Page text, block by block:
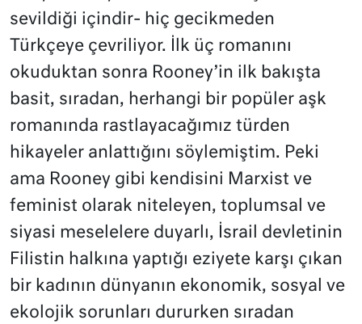
sevildiği içindir- hiç gecikmeden
Türkçeye çevriliyor. İlk üç romanını
okuduktan sonra Rooney’in ilk bakışta
basit, sıradan, herhangi bir popüler aşk
romanında rastlayacağımız türden
hikayeler anlattığını söylemiştim. Peki
ama Rooney gibi kendisini Marxist ve
feminist olarak niteleyen, toplumsal ve
siyasi meselelere duyarlı, İsrail devletinin
Filistin halkına yaptığı eziyete karşı çıkan
bir kadının dünyanın ekonomik, sosyal ve
ekolojik sorunları dururken sıradan